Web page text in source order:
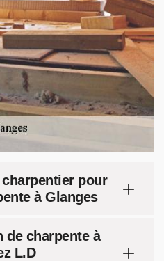
pour
à Glanges
de charpente à
L.D